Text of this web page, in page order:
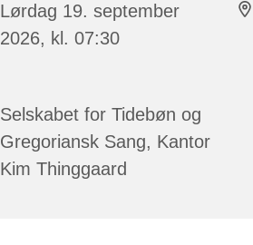
Lørdag 19. september
2026, kl. 07:30
Selskabet for Tidebøn og
Gregoriansk Sang, Kantor
Kim Thinggaard